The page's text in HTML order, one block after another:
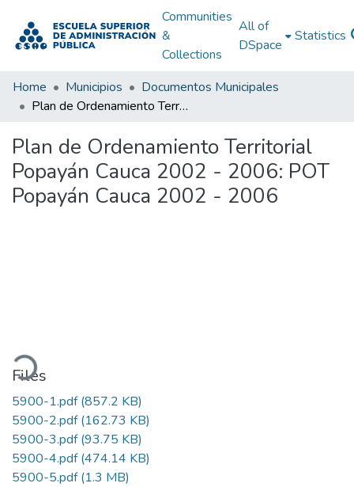
Communities
&
Collections
All of
DSpace
Statistics
Home Municipios
Documentos Municipales
Plan de Ordenamiento Territorial Popayán Cauca 2002 - 2006: POT Popayán Cauca 2002 - 2006
Plan de Ordenamiento Territorial
Popayán Cauca 2002 - 2006: POT
Popayán Cauca 2002 - 2006
Files
5900-1.pdf(857.2 KB)
5900-2.pdf(162.73 KB)
5900-3.pdf(93.75 KB)
5900-4.pdf(474.14 KB)
5900-5.pdf(1.3 MB)